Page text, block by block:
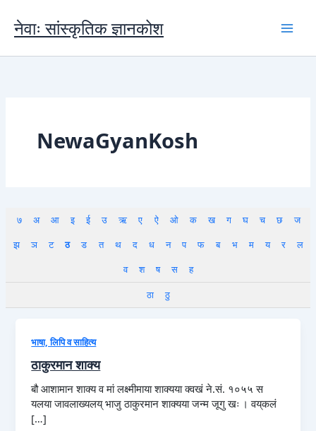
content
नेवाः सांस्कृतिक ज्ञानकोश
NewaGyanKosh
७ अ आ इ ई उ ऋ ए ऐ ओ क ख ग घ च छ
ज
झ
ञ ट ठ ड त थ द ध न प फ ब भ म य र
ल
व
श ष स
ह
ठा
ठु
भाषा, लिपि व साहित्य
ठाकुरमान शाक्य
बौ आशामान शाक्य व मां लक्ष्मीमाया शाक्यया क्वखं ने.सं. १०५५ स
यलया जावलाख्यलय् भाजु ठाकुरमान शाक्यया जन्म जूगु खः । वय्‌कलं
[…]